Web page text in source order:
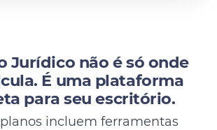
Jurídico não é só onde
É uma plataforma
para seu escritório.
planos incluem ferramentas